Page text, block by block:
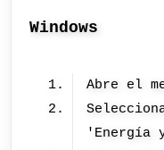
Windows
Abre el
'Energía